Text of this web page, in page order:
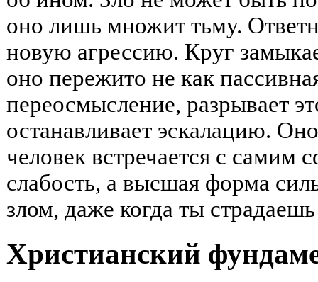
оно лишь множит тьму.
новую агрессию. Круг
оно пережито не как
переосмысление, разрывает
останавливает эскалацию.
человек встречается с самим
слабость, а высшая форма
злом, даже когда ты
Христианский